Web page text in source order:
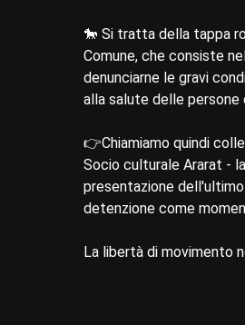
🐎 Si tratta della tappa
Comune, che consiste
denunciarne le gravi
alla salute delle persone
👉Chiamiamo quindi
Socio culturale Ararat -
presentazione
detenzione come
La libertà di movimento